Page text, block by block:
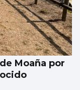
Moaña por